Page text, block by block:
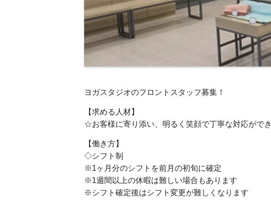
ヨガスタジオのフロントスタッフ募集！
【求める人材】
☆お客様に寄り添い、明るく笑顔で丁寧な対応がで
【働き方】
◇シフト制
※1ヶ月分のシフトを前月の初旬に確定
※1週間以上の休暇は難しい場合もあります
※シフト確定後はシフト変更が難しくなります